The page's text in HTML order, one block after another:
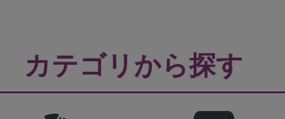
カテゴリから探す